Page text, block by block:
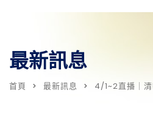
最新訊息
首頁 最新訊息 4/1~2直播｜